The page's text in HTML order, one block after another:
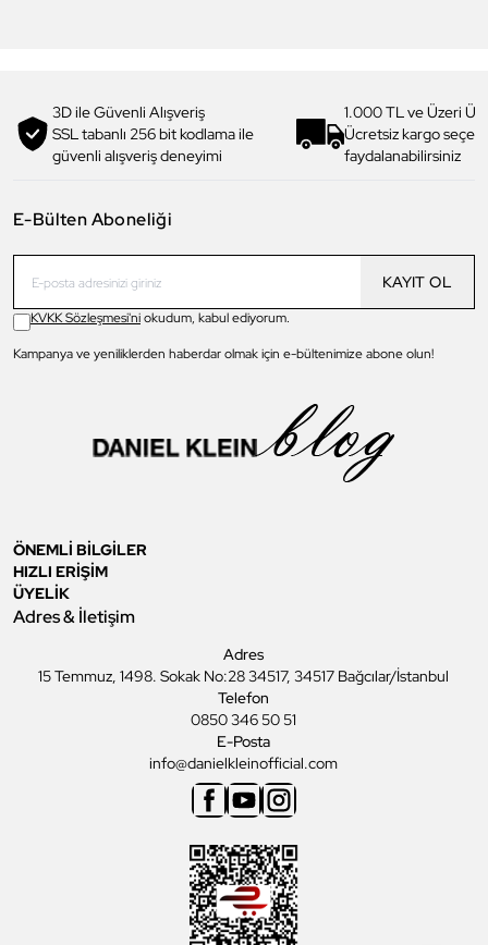
3D ile Güvenli Alışveriş
SSL tabanlı 256 bit kodlama ile
güvenli alışveriş deneyimi
1.000 TL ve Üzeri
Ücretsiz kargo
faydalanabilirsiniz
E-Bülten Aboneliği
KAYIT OL
KVKK Sözleşmesi'niokudum, kabul ediyorum.
Kampanya ve yeniliklerden haberdar olmak için e-bültenimize abone olun!
ÖNEMLİ BİLGİLER
HIZLI ERİŞİM
ÜYELİK
Adres & İletişim
Adres
15 Temmuz, 1498. Sokak No:28 34517, 34517 Bağcılar/İstanbul
Telefon
0850 346 50 51
E-Posta
info@danielkleinofficial.com
Facebook
YoutubeInstagram